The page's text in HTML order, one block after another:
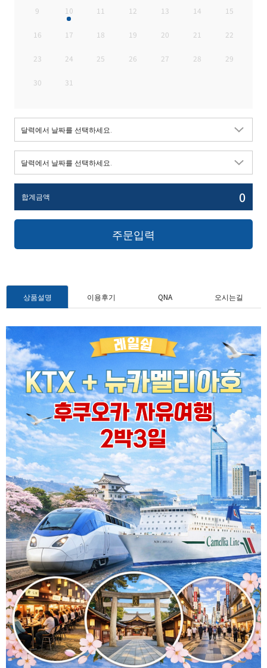
9 10 11 12 13 14 15
16 17 18 19 20 21 22
23 24 25 26 27 28 29
30 31
합계금액 0
주문입력
상품설명 이용후기 QNA 오시는길